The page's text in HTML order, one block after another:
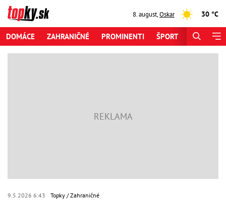
8. august,Oskar 30 °C
DOMÁCE ZAHRANIČNÉ PROMINENTI ŠPORT
9.5.2026 6:43 Topky Zahraničné